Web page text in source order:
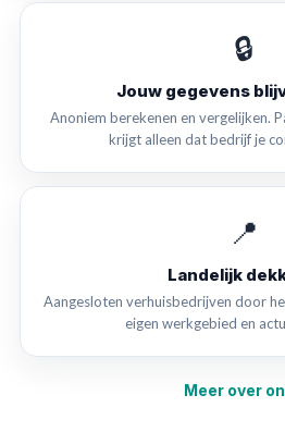
🔒
Jouw gegevens
Anoniem berekenen en vergelijken.
krijgt alleen dat bedrijf je
📍
Landelijk
Aangesloten verhuisbedrijven door
eigen werkgebied en
Meer over